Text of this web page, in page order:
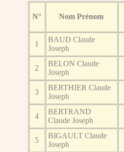
N° Nom Prénom
1
BAUD Claude
Joseph
2
BELON Claude
Joseph
3
BERTHIER Claude
Joseph
4
BERTRAND
Claude Joseph
5
BIGAULT Claude
Joseph